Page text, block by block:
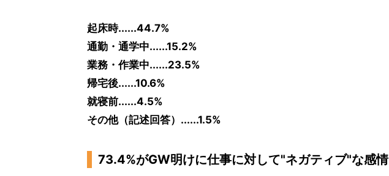
起床時......44.7%
通勤・通学中......15.2%
業務・作業中......23.5%
帰宅後......10.6%
就寝前......4.5%
その他（記述回答）......1.5%
73.4%がGW明けに仕事に対して"ネガティブ"な感情